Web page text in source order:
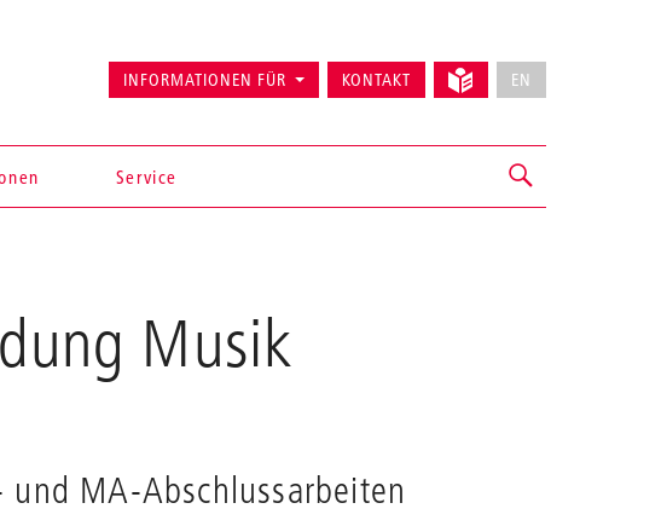
Service
INFORMATIONEN FÜR KONTAKT EN
Musik
MA-Abschlussarbeiten